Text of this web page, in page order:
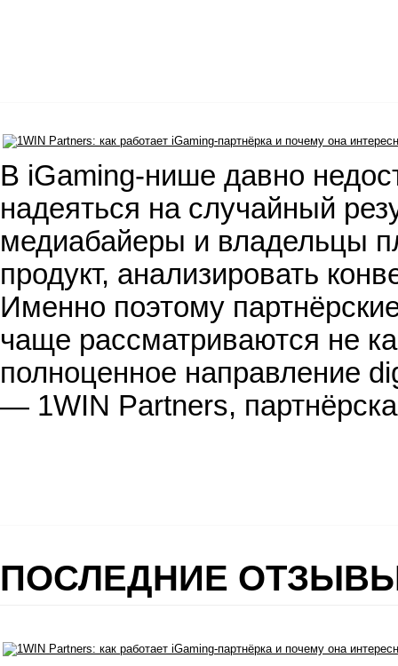
В iGaming-нише давно
надеяться на случайный
медиабайеры и владельцы
продукт, анализировать
Именно поэтому
чаще рассматриваются не
полноценное направление
— 1WIN Partners,
ПОСЛЕДНИЕ